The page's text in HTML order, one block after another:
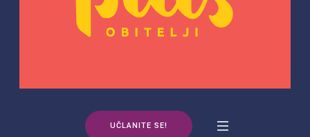
UČLANITE SE!